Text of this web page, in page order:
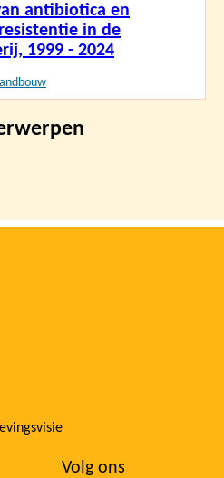
antibiotica en
in de
1999 - 2024
Volg ons